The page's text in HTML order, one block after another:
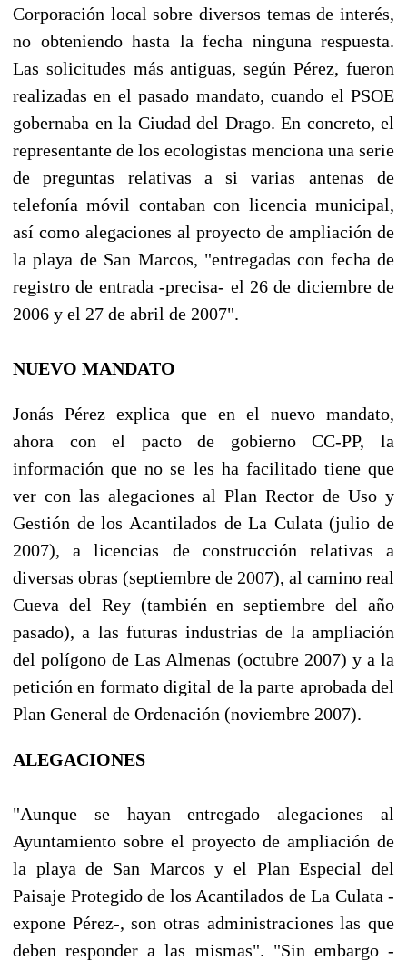
Corporación local sobre diversos temas de interés,
no obteniendo hasta la fecha ninguna respuesta.
Las solicitudes más antiguas, según Pérez, fueron
realizadas en el pasado mandato, cuando el PSOE
gobernaba en la Ciudad del Drago. En concreto, el
representante de los ecologistas menciona una serie
de preguntas relativas a si varias antenas de
telefonía móvil contaban con licencia municipal,
así como alegaciones al proyecto de ampliación de
la playa de San Marcos, "entregadas con fecha de
registro de entrada -precisa- el 26 de diciembre de
2006 y el 27 de abril de 2007".
NUEVO MANDATO
Jonás Pérez explica que en el nuevo mandato,
ahora con el pacto de gobierno CC-PP, la
información que no se les ha facilitado tiene que
ver con las alegaciones al Plan Rector de Uso y
Gestión de los Acantilados de La Culata (julio de
2007), a licencias de construcción relativas a
diversas obras (septiembre de 2007), al camino real
Cueva del Rey (también en septiembre del año
pasado), a las futuras industrias de la ampliación
del polígono de Las Almenas (octubre 2007) y a la
petición en formato digital de la parte aprobada del
Plan General de Ordenación (noviembre 2007).
ALEGACIONES
"Aunque se hayan entregado alegaciones al
Ayuntamiento sobre el proyecto de ampliación de
la playa de San Marcos y el Plan Especial del
Paisaje Protegido de los Acantilados de La Culata -
expone Pérez-, son otras administraciones las que
deben responder a las mismas". "Sin embargo -